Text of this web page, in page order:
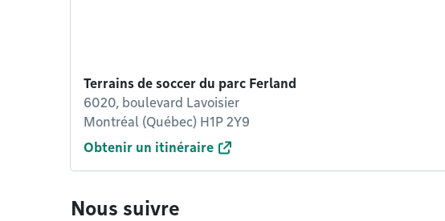
Terrains de soccer du parc Ferland
6020, boulevard Lavoisier
Montréal (Québec) H1P 2Y9
Obtenir un itinéraire
Nous suivre